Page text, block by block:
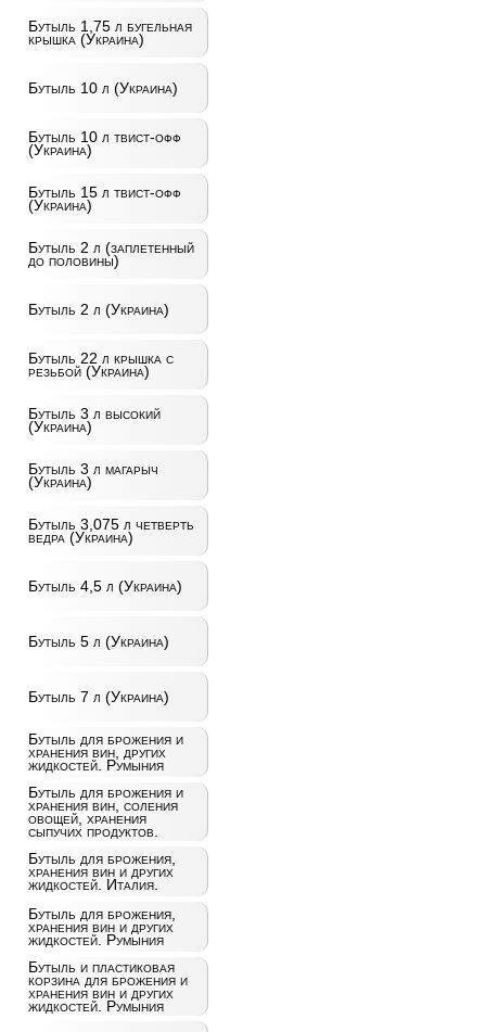
Бутыль 1,75 л бугельная
крышка (Украина)
Бутыль 10 л (Украина)
Бутыль 10 л твист-офф
(Украина)
Бутыль 15 л твист-офф
(Украина)
Бутыль 2 л (заплетенный
до половины)
Бутыль 2 л (Украина)
Бутыль 22 л крышка с
резьбой (Украина)
Бутыль 3 л высокий
(Украина)
Бутыль 3 л магарыч
(Украина)
Бутыль 3,075 л четверть
ведра (Украина)
Бутыль 4,5 л (Украина)
Бутыль 5 л (Украина)
Бутыль 7 л (Украина)
Бутыль для брожения и
хранения вин, других
жидкостей. Румыния
Бутыль для брожения и
хранения вин, соления
овощей, хранения
сыпучих продуктов.
Бутыль для брожения,
хранения вин и других
жидкостей. Италия.
Бутыль для брожения,
хранения вин и других
жидкостей. Румыния
Бутыль и пластиковая
корзина для брожения и
хранения вин и других
жидкостей. Румыния